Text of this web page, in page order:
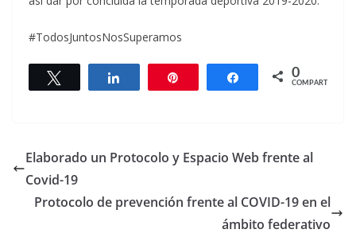
#TodosJuntosNosSuperamos
Twittear Compartir Compartir
0
COMPARTIR
Elaborado un Protocolo y Espacio Web frente al
Covid-19
Protocolo de prevención frente al COVID-19 en el
ámbito federativo